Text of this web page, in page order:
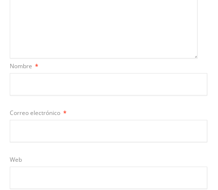
Nombre *
Correo electrónico *
Web